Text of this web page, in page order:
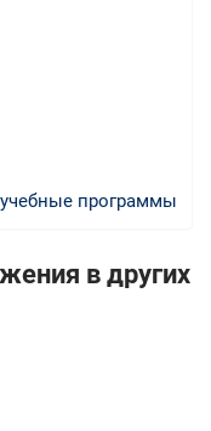
программы
в других